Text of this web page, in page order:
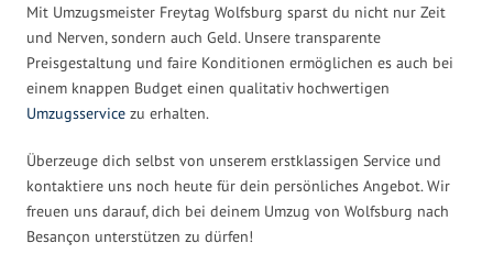
Mit Umzugsmeister Freytag Wolfsburg sparst du nicht nur Zeit
und Nerven, sondern auch Geld. Unsere transparente
Preisgestaltung und faire Konditionen ermöglichen es auch bei
einem knappen Budget einen qualitativ hochwertigen
Umzugsservice zu erhalten.
Überzeuge dich selbst von unserem erstklassigen Service und
kontaktiere uns noch heute für dein persönliches Angebot. Wir
freuen uns darauf, dich bei deinem Umzug von Wolfsburg nach
Besançon unterstützen zu dürfen!